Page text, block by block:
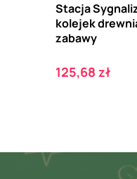
Stacja
kolejek
zabawy
Cena
125,68 zł